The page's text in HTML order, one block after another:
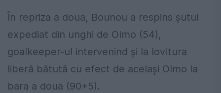
În repriza a doua, Bounou a respins şutul
expediat din unghi de Olmo (54),
goalkeeper-ul intervenind şi la lovitura
liberă bătută cu efect de acelaşi Olmo la
bara a doua (90+5).